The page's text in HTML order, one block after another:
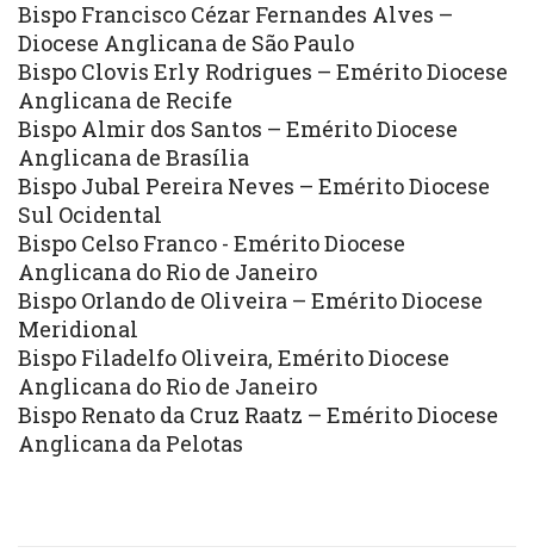
Bispo Francisco Cézar Fernandes Alves –
Diocese Anglicana de São Paulo
Bispo Clovis Erly Rodrigues – Emérito Diocese
Anglicana de Recife
Bispo Almir dos Santos – Emérito Diocese
Anglicana de Brasília
Bispo Jubal Pereira Neves – Emérito Diocese
Sul Ocidental
Bispo Celso Franco - Emérito Diocese
Anglicana do Rio de Janeiro
Bispo Orlando de Oliveira – Emérito Diocese
Meridional
Bispo Filadelfo Oliveira, Emérito Diocese
Anglicana do Rio de Janeiro
Bispo Renato da Cruz Raatz – Emérito Diocese
Anglicana da Pelotas